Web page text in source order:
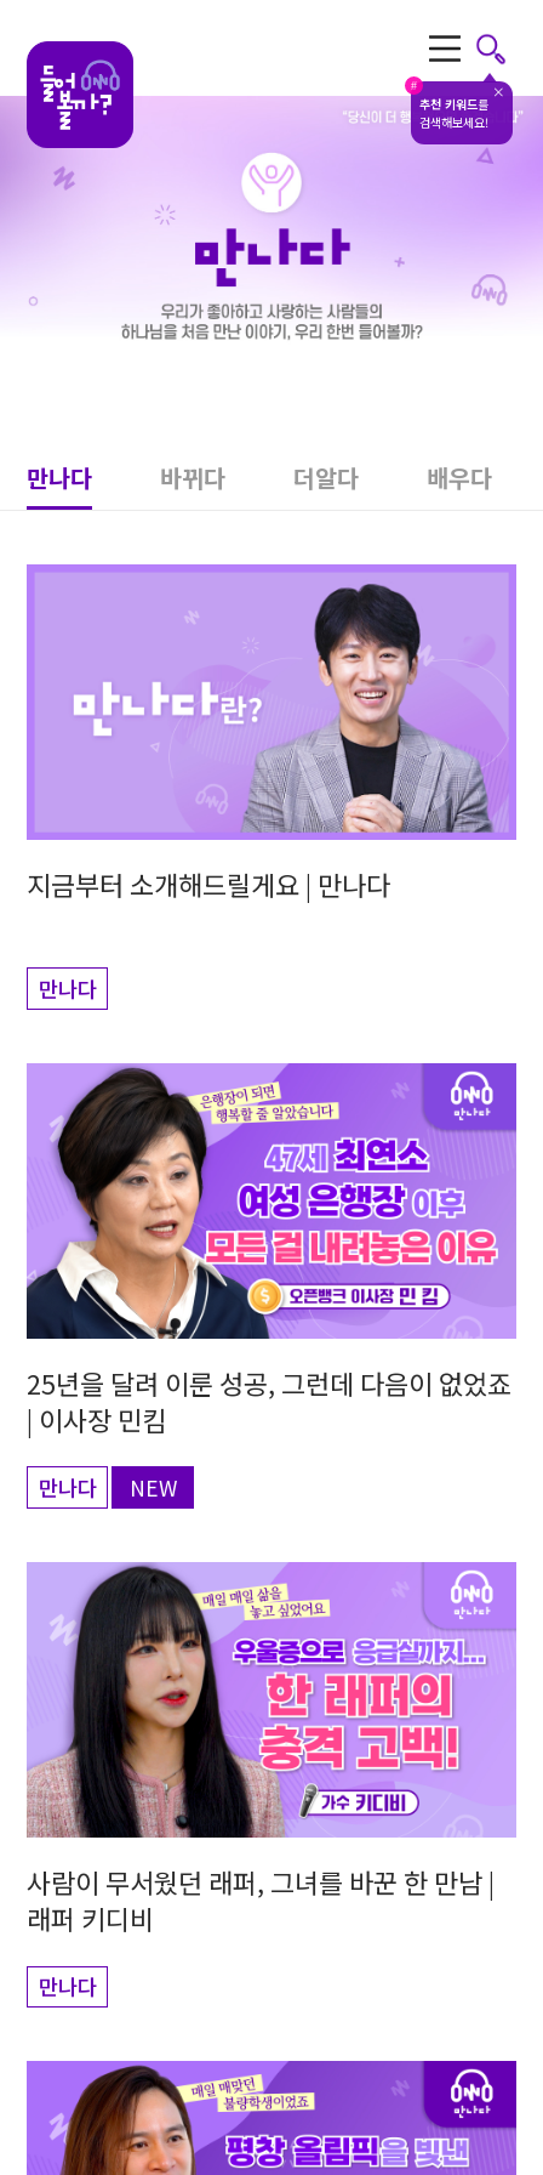
#
추천 키워드를
검색해보세요!
만나다 바뀌다 더알다 배우다
지금부터 소개해드릴게요 | 만나다
만나다
25년을 달려 이룬 성공, 그런데 다음이 없었죠
| 이사장 민킴
만나다 NEW
사람이 무서웠던 래퍼, 그녀를 바꾼 한 만남 |
래퍼 키디비
만나다